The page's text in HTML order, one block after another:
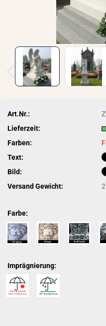
Art.Nr.:
Lieferzeit:
Farben:
Text:
Bild:
Versand Gewicht:
Farbe:
Imprägnierung: